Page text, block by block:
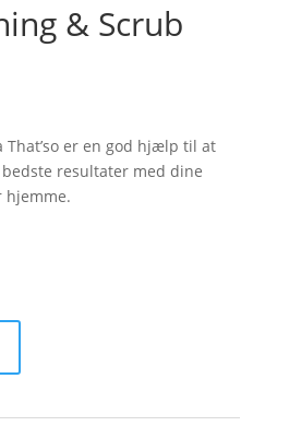
& Scrub
That’so er en god hjælp til at
resultater med dine
hjemme.